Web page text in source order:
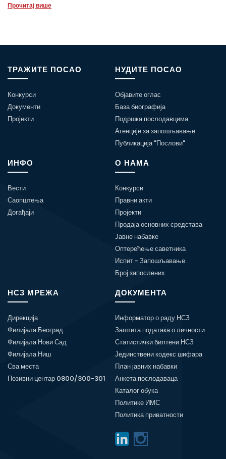
Прочитај више
ТРАЖИТЕ ПОСАО
Конкурси
Документи
Пројекти
НУДИТЕ ПОСАО
Објавите оглас
База биографија
Подршка послодавцима
Агенције за запошљавање
Публикација "Послови"
ИНФО
Вести
Саопштења
Догађаји
О НАМА
Конкурси
Правни акти
Пројекти
Продаја основних средстава
Јавне набавке
Оптерећење саветника
Испит - Запошљавање
Број запослених
НСЗ МРЕЖА
Дирекција
Филијала Београд
Филијала Нови Сад
Филијала Ниш
Сва места
Позивни центар 0800/300-301
ДОКУМЕНТА
Информатор о раду НСЗ
Заштита података о личности
Статистички билтени НСЗ
Јединствени кодекс шифара
План јавних набавки
Анкета послодаваца
Каталог обука
Политике ИМС
Политика приватности